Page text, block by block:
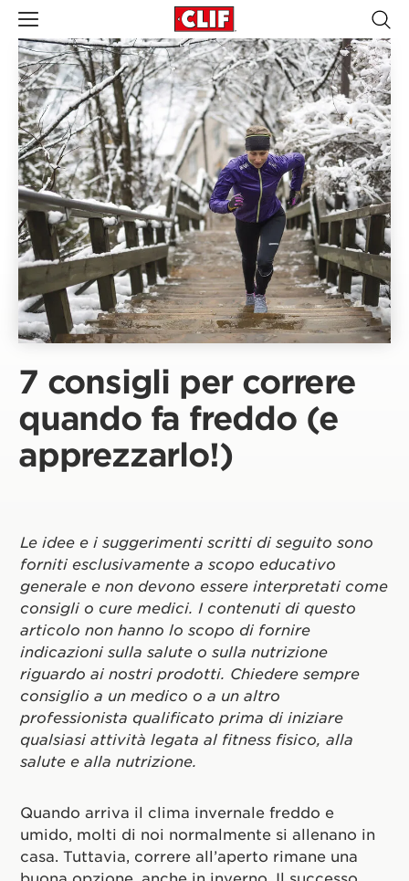
7 consigli per correre
quando fa freddo (e
apprezzarlo!)
Le idee e i suggerimenti scritti di seguito sono
forniti esclusivamente a scopo educativo
generale e non devono essere interpretati come
consigli o cure medici. I contenuti di questo
articolo non hanno lo scopo di fornire
indicazioni sulla salute o sulla nutrizione
riguardo ai nostri prodotti. Chiedere sempre
consiglio a un medico o a un altro
professionista qualificato prima di iniziare
qualsiasi attività legata al fitness fisico, alla
salute e alla nutrizione.
Quando arriva il clima invernale freddo e
umido, molti di noi normalmente si allenano in
casa. Tuttavia, correre all’aperto rimane una